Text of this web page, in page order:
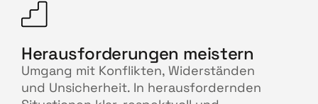
Herausforderungen meistern
Umgang mit Konflikten, Widerständen
und Unsicherheit. In herausfordernden